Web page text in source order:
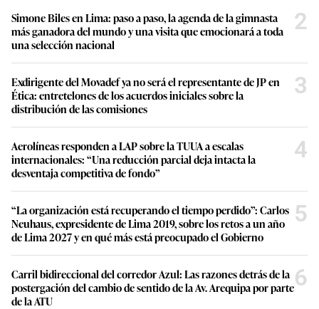
Simone Biles en Lima: paso a paso, la agenda de la gimnasta
más ganadora del mundo y una visita que emocionará a toda
una selección nacional
2
Exdirigente del Movadef ya no será el representante de JP en
Ética: entretelones de los acuerdos iniciales sobre la
distribución de las comisiones
3
Aerolíneas responden a LAP sobre la TUUA a escalas
internacionales: “Una reducción parcial deja intacta la
desventaja competitiva de fondo”
4
“La organización está recuperando el tiempo perdido”: Carlos
Neuhaus, expresidente de Lima 2019, sobre los retos a un año
de Lima 2027 y en qué más está preocupado el Gobierno
5
Carril bidireccional del corredor Azul: Las razones detrás de la
postergación del cambio de sentido de la Av. Arequipa por parte
de la ATU
6